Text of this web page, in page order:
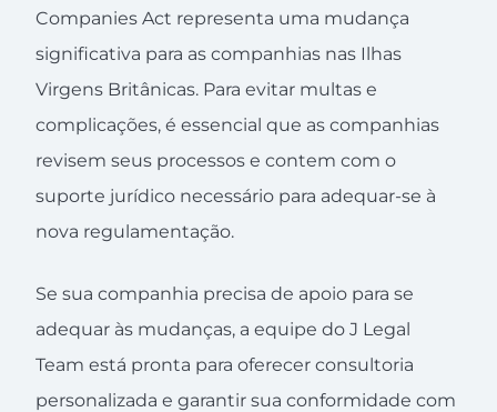
Companies Act representa uma mudança
significativa para as companhias nas Ilhas
Virgens Britânicas. Para evitar multas e
complicações, é essencial que as companhias
revisem seus processos e contem com o
suporte jurídico necessário para adequar-se à
nova regulamentação.
Se sua companhia precisa de apoio para se
adequar às mudanças, a equipe do J Legal
Team está pronta para oferecer consultoria
personalizada e garantir sua conformidade com